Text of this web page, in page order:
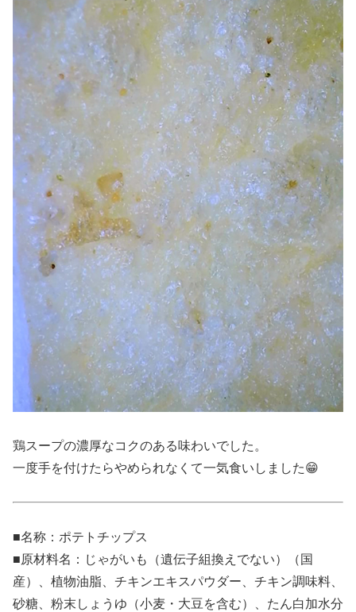
鶏スープの濃厚なコクのある味わいでした。
一度手を付けたらやめられなくて一気食いしました😁
■名称：ポテトチップス
■原材料名：じゃがいも（遺伝子組換えでない）（国
産）、植物油脂、チキンエキスパウダー、チキン調味料、
砂糖、粉末しょうゆ（小麦・大豆を含む）、たん白加水分